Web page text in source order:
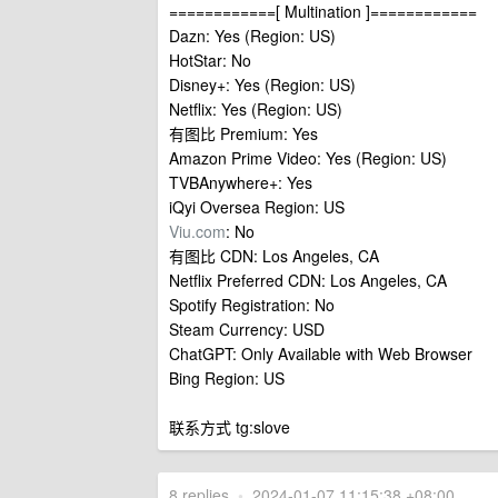
============[ Multination ]============
Dazn: Yes (Region: US)
HotStar: No
Disney+: Yes (Region: US)
Netflix: Yes (Region: US)
有图比 Premium: Yes
Amazon Prime Video: Yes (Region: US)
TVBAnywhere+: Yes
iQyi Oversea Region: US
Viu.com: No
有图比 CDN: Los Angeles, CA
Netflix Preferred CDN: Los Angeles, CA
Spotify Registration: No
Steam Currency: USD
ChatGPT: Only Available with Web Browser
Bing Region: US
联系方式 tg:slove